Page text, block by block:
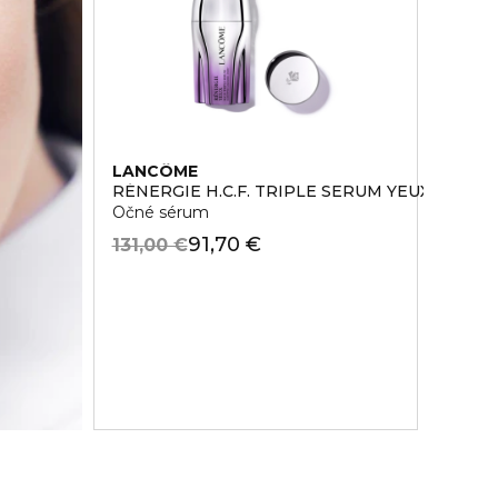
LANCÔME
RÉNERGIE H.C.F. TRIPLE SERUM YEUX
Očné sérum
91,70 €
131,00 €